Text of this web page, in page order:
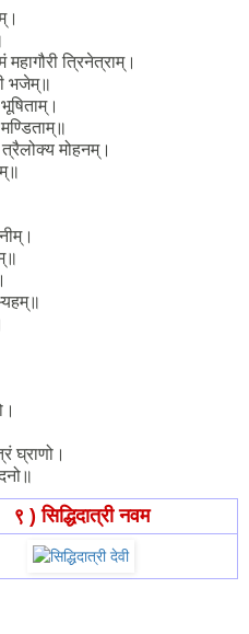
त्रिनेत्राम्।
भजेम्॥
मोहनम्।
घ्राणो।
९ ) सिद्धिदात्री नवम